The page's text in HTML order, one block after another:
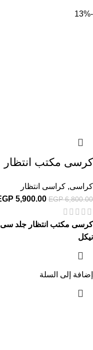
-13%
كرسى مكتب انتظار
كراسى, كراسى انتظار
EGP6,800.00
5,900.00
كرسى مكتب انتظار جلد سى
نيكل
إضافة إلى السلة